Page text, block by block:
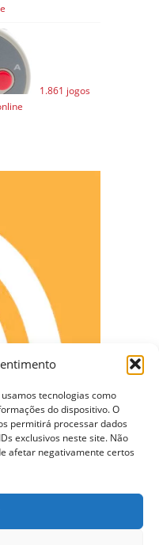
tecnologias como
do dispositivo. O
permitirá processar dados
exclusivos neste site. Não
afetar negativamente certos
1.861 jogos